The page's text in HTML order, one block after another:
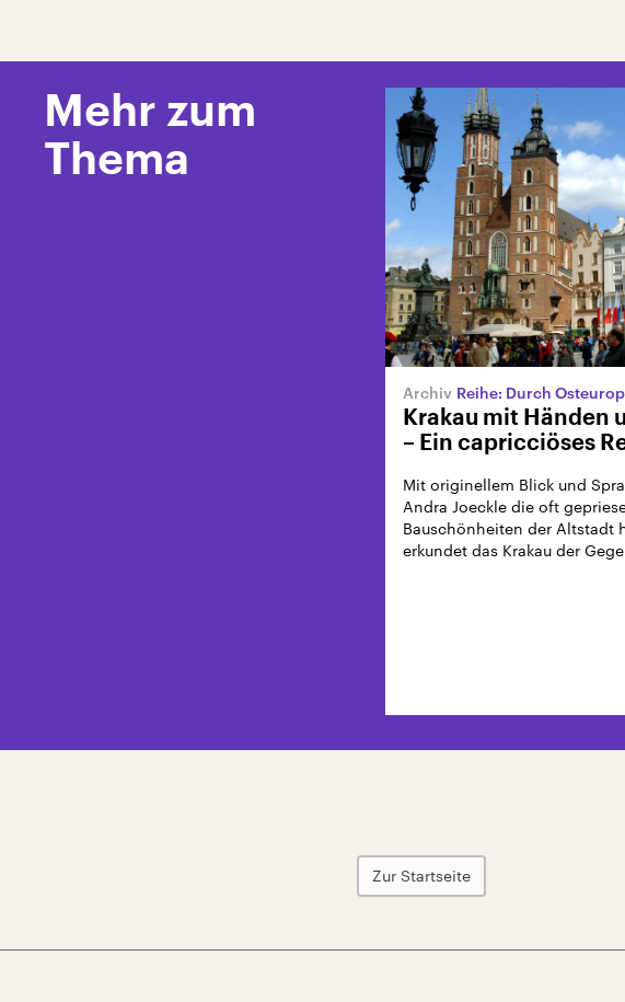
Mehr zum
Thema
Reihe: Durch
Krakau mit Händen
– Ein capricciöses
Mit originellem Blick und
Andra Joeckle die oft
Bauschönheiten der Altstadt
erkundet das Krakau der
Zur Startseite